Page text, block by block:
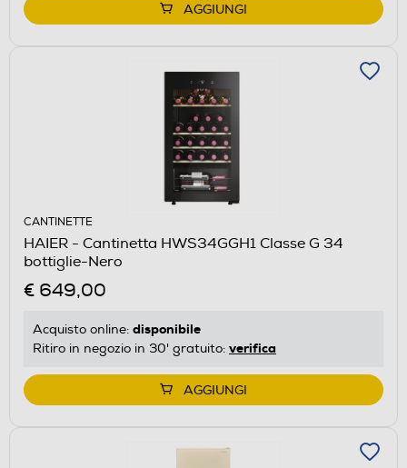
AGGIUNGI
CANTINETTE
HAIER - Cantinetta HWS34GGH1 Classe G 34
bottiglie-Nero
€ 649,00
Acquisto online: disponibile
Ritiro in negozio in 30' gratuito: verifica
AGGIUNGI